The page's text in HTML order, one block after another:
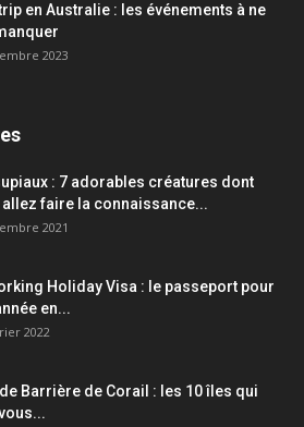
en Australie : les événements à ne
2023
: 7 adorables créatures dont
faire la connaissance...
2021
Holiday Visa : le passeport pour
en...
2022
Barrière de Corail : les 10 îles qui